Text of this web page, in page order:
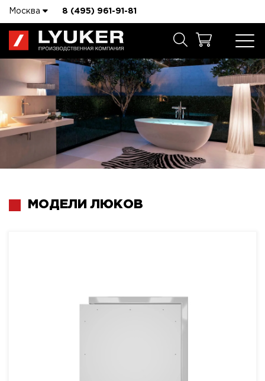
Москва 8 (495) 961-91-81
МОДЕЛИ ЛЮКОВ